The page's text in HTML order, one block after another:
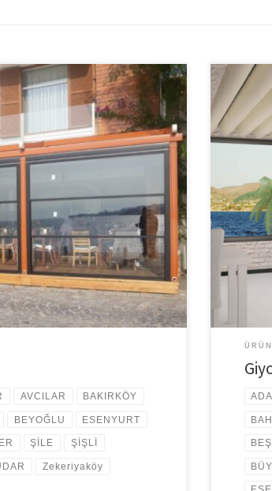
Estetik görünümü ve çok
ilgi görmektedir. Isıcamlı
Tente Isı camlı giyotin
yaklaşık %75 ısı tasarrufu
AVCILAR BAKIRKÖY
BEYOĞLU ESENYURT
ŞİLE ŞİŞLİ
Zekeriyaköy
Giyotin
balkon
tercih